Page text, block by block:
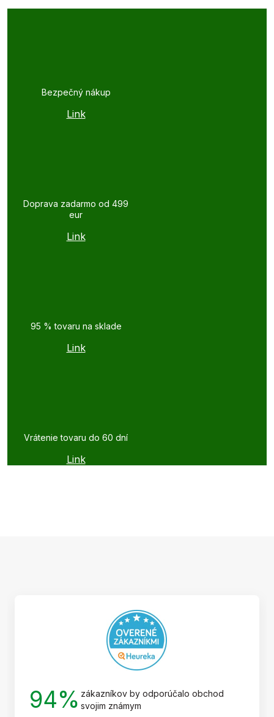
Bezpečný nákup
Link
Doprava zadarmo od 499
eur
Link
95 % tovaru na sklade
Link
Vrátenie tovaru do 60 dní
Link
94% zákazníkov by odporúčalo obchod
svojim známym